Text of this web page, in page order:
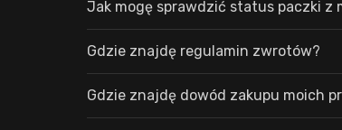
Jak mogę sprawdzić status paczki z
Gdzie znajdę regulamin zwrotów?
Gdzie znajdę dowód zakupu moich